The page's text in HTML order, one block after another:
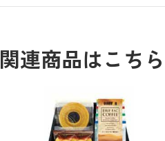
関連商品はこちら